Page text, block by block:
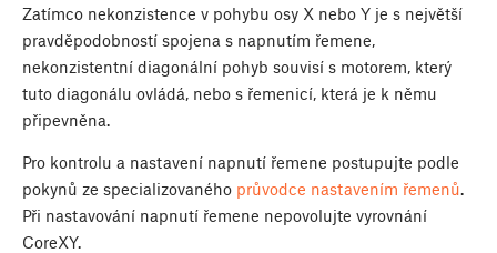
Zatímco nekonzistence v pohybu osy X nebo Y je s největší
pravděpodobností spojena s napnutím řemene,
nekonzistentní diagonální pohyb souvisí s motorem, který
tuto diagonálu ovládá, nebo s řemenicí, která je k němu
připevněna.
Pro kontrolu a nastavení napnutí řemene postupujte podle
pokynů ze specializovaného průvodce nastavením řemenů.
Při nastavování napnutí řemene nepovolujte vyrovnání
CoreXY.